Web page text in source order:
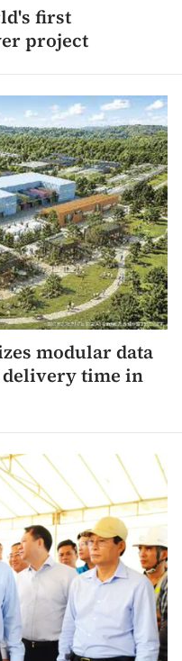
first
project
modular data
time in